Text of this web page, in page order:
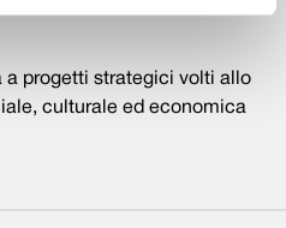
a progetti strategici volti allo
culturale ed economica